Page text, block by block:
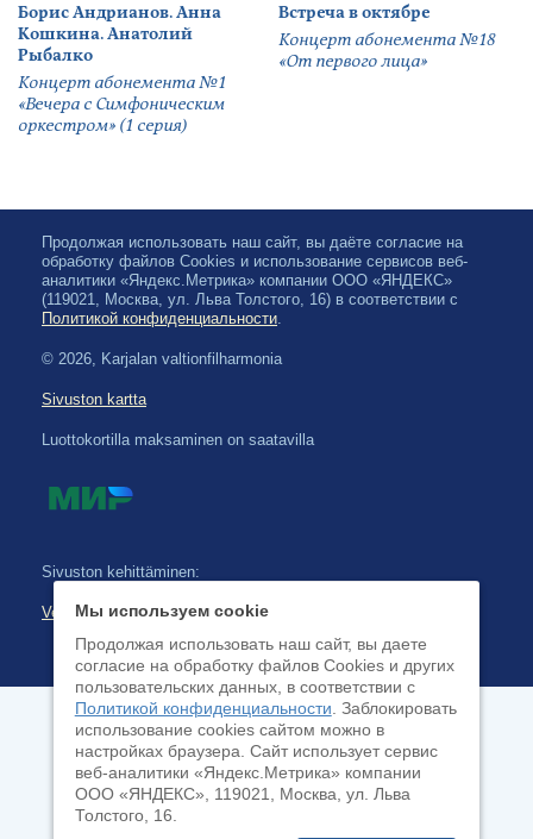
Борис Андрианов. Анна
Кошкина. Анатолий
Рыбалко
Концерт абонемента №1
«Вечера с Симфоническим
оркестром» (1 серия)
Встреча в октябре
Концерт абонемента №18
«От первого лица»
Продолжая использовать наш сайт, вы даёте согласие на
обработку файлов Cookies и использование сервисов веб-
аналитики «Яндекс.Метрика» компании ООО «ЯНДЕКС»
(119021, Москва, ул. Льва Толстого, 16) в соответствии с
Политикой конфиденциальности.
© 2026, Karjalan valtionfilharmonia
Sivuston kartta
Luottokortilla maksaminen on saatavilla
Sivuston kehittäminen:
Verkkoliiketoimintajärjestelmä
Мы используем cookie
Продолжая использовать наш сайт, вы даете
согласие на обработку файлов Cookies и других
пользовательских данных, в соответствии с
Политикой конфиденциальности . Заблокировать
использование cookies сайтом можно в
настройках браузера. Cайт использует сервис
веб-аналитики «Яндекс.Метрика» компании
ООО «ЯНДЕКС», 119021, Москва, ул. Льва
Толстого, 16.